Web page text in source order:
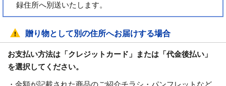
録住所へ別送いたします。
贈り物として別の住所へお届けする場合
お支払い方法は「クレジットカード」または「代金後払い」
を選択してください。